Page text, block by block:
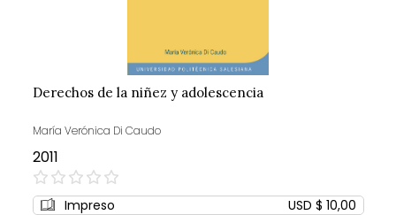
Derechos de la niñez y adolescencia
María Verónica Di Caudo
2011
0%
Impreso USD $ 10,00